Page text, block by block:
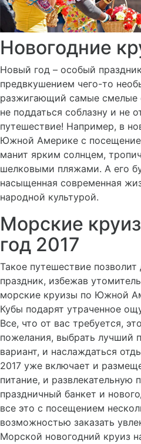
Новогодние
Новый год – особый
предвкушением чего-то
разжигающий самые смелые
не поддаться соблазну и не
путешествие! Например, в
Южной Америке с
манит ярким солнцем,
шелковыми пляжами. А его
насыщенная современная
народной культурой.
Морские
год 2017
Такое путешествие
праздник, избежав
морские круизы по Южной
Кубы подарят утраченное
Все, что от вас требуется,
пожелания, выбрать лучший
вариант, и наслаждаться
2017 уже включает и
питание, и развлекательную
праздничный банкет и
все это с посещением
возможностью заказать
Морской новогодний круиз